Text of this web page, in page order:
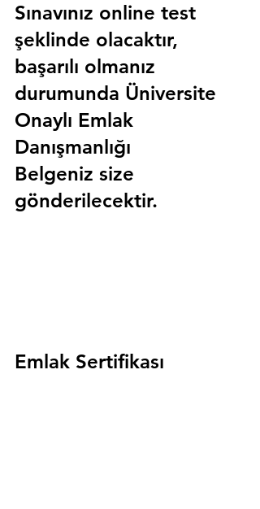
Sınavınız online test
şeklinde olacaktır,
başarılı olmanız
durumunda Üniversite
Onaylı Emlak
Danışmanlığı
Belgeniz size
gönderilecektir.
Emlak Sertifikası